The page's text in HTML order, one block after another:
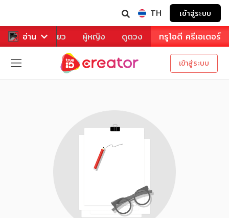
TH เข้าสู่ระบบ
อ่าน
หาร ท่องเที่ยว ผู้หญิง ดูดวง ทรูไอดี ครีเอเตอร์
เข้าสู่ระบบ